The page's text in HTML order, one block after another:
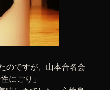
のですが、山本合名会
にごり」